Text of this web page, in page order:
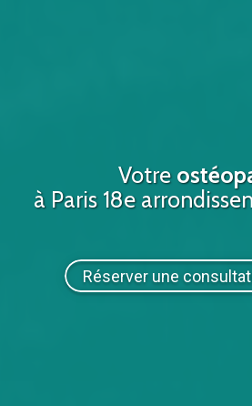
Votre
à Paris 18e
Réserver une